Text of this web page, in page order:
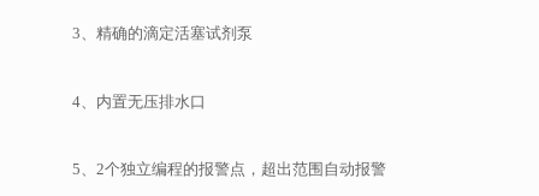
3、精确的滴定活塞试剂泵
4、内置无压排水口
5、2个独立编程的报警点，超出范围自动报警